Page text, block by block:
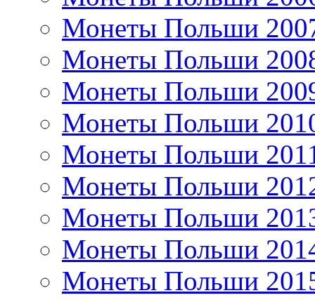
Монеты Польши
Монеты Польши
Монеты Польши
Монеты Польши
Монеты Польши
Монеты Польши
Монеты Польши
Монеты Польши
Монеты Польши